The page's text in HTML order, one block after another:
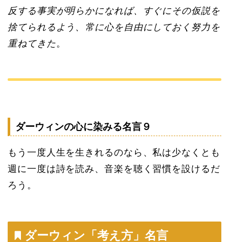
反する事実が明らかになれば、すぐにその仮説を
捨てられるよう、常に心を自由にしておく努力を
重ねてきた。
ダーウィンの心に染みる名言９
もう一度人生を生きれるのなら、私は少なくとも
週に一度は詩を読み、音楽を聴く習慣を設けるだ
ろう。
ダーウィン「考え方」名言